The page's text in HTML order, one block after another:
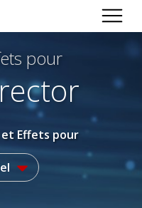
pour
Effets pour